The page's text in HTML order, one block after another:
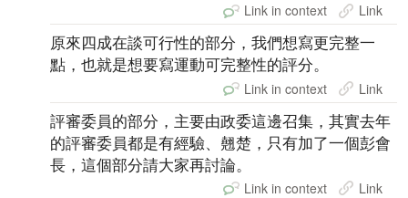
Link in context Link
原來四成在談可行性的部分，我們想寫更完整一
點，也就是想要寫運動可完整性的評分。
Link in context Link
評審委員的部分，主要由政委這邊召集，其實去年
的評審委員都是有經驗、翹楚，只有加了一個彭會
長，這個部分請大家再討論。
Link in context Link